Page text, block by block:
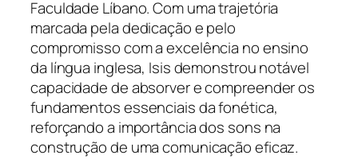
Faculdade Líbano. Com uma trajetória
marcada pela dedicação e pelo
compromisso com a excelência no ensino
da língua inglesa, Isis demonstrou notável
capacidade de absorver e compreender os
fundamentos essenciais da fonética,
reforçando a importância dos sons na
construção de uma comunicação eficaz.